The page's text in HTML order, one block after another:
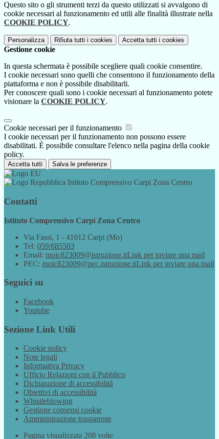
Questo sito o gli strumenti terzi da questo utilizzati si avvalgono di
cookie necessari al funzionamento ed utili alle finalità illustrate nella
COOKIE POLICY.
Personalizza Rifiuta tutti i cookies Accetta tutti i cookies
Gestione cookie
In questa schermata è possibile scegliere quali cookie consentire.
I cookie necessari sono quelli che consentono il funzionamento della
piattaforma e non è possibile disabilitarli.
Per conoscere quali sono i cookie necessari al funzionamento potete
visionare la COOKIE POLICY.
Cookie necessari per il funzionamento
I cookie necessari per il funzionamento non possono essere
disabilitati. È possibile consultare l'elenco nella pagina della cookie
policy.
Accetta tutti Salva le preferenze
Istituto Comprensivo Carpi Zona Centro
Contatti
Istituto Comprensivo Carpi Zona Centro
Via Fassi, 1 - 41012 Carpi (Mo)
Tel: 059/685503
Email: moic823009@istruzione.itLink per inviare una mail
PEC: moic823009@pec.istruzione.itLink per inviare una mail
Seguici su
Facebook
Youtube
Sezione Link Utili
Cookie policy
Note legali
Informativa Privacy
Ufficio Relazioni con il Pubblico
Dichiarazione di accessibilità
Obiettivi di accessibilità
Whistleblowing
Gestione consensi cookie
Amministrazione trasparente
Pagina visualizzata 208 volte